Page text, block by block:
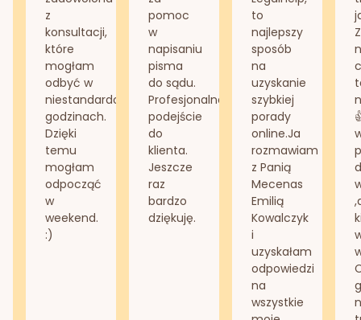
z
konsultacji,
które
mogłam
odbyć w
niestandardowych
godzinach.
Dzięki
temu
mogłam
odpocząć
w
weekend.
:)
pomoc
w
napisaniu
pisma
do sądu.
Profesjonalne
podejście
do
klienta.
Jeszcze
raz
bardzo
dziękuję.
to
najlepszy
sposób
na
uzyskanie
szybkiej
porady
online.Ja
rozmawiam
z Panią
Mecenas
Emilią
Kowalczyk
i
uzyskałam
odpowiedzi
na
wszystkie